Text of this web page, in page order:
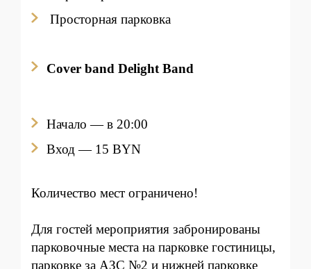
Просторная парковка
Cover band Delight Band
Начало — в 20:00
Вход — 15 BYN
Количество мест ограничено!
Для гостей мероприятия забронированы
парковочные места на парковке гостиницы,
парковке за АЗС №2 и нижней парковке